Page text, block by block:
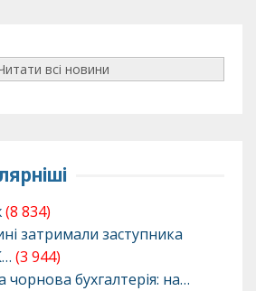
всі новини
(8 834)
затримали заступника
(3 944)
чорнова бухгалтерія: на…